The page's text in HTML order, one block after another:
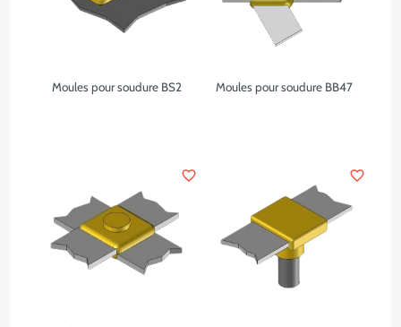
Moules pour soudure BS2 Moules pour soudure BB47
favorite_border favorite_border